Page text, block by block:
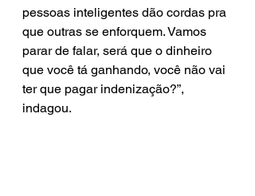
pessoas inteligentes dão cordas pra
que outras se enforquem. Vamos
parar de falar, será que o dinheiro
que você tá ganhando, você não vai
ter que pagar indenização?”,
indagou.